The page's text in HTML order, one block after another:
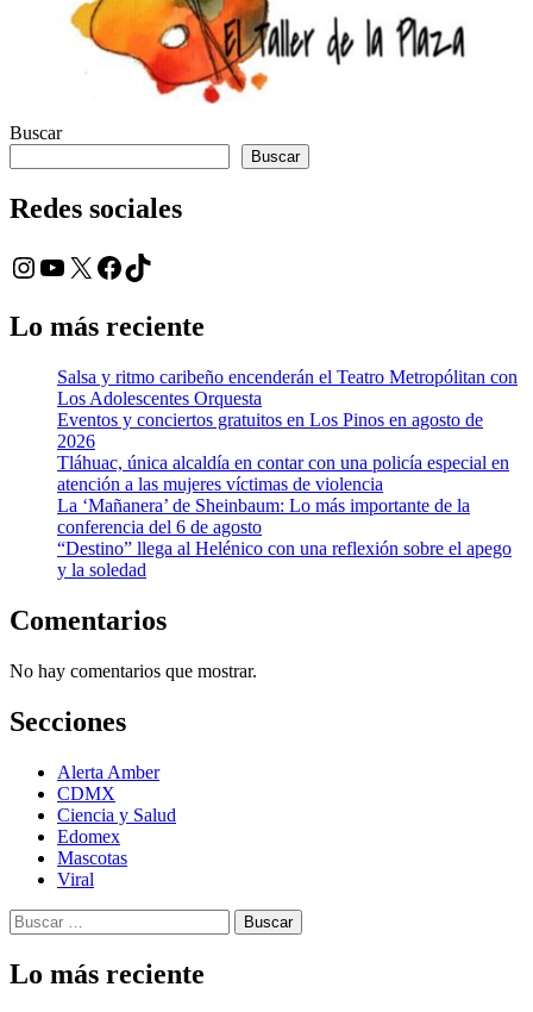
Buscar
Buscar
Redes sociales
Instagram
YouTube
X Facebook
TikTok
Lo más reciente
Salsa y ritmo caribeño encenderán el Teatro Metropólitan con
Los Adolescentes Orquesta
Eventos y conciertos gratuitos en Los Pinos en agosto de
2026
Tláhuac, única alcaldía en contar con una policía especial en
atención a las mujeres víctimas de violencia
La ‘Mañanera’ de Sheinbaum: Lo más importante de la
conferencia del 6 de agosto
“Destino” llega al Helénico con una reflexión sobre el apego
y la soledad
Comentarios
No hay comentarios que mostrar.
Secciones
Alerta Amber
CDMX
Ciencia y Salud
Edomex
Mascotas
Viral
Buscar:
Lo más reciente